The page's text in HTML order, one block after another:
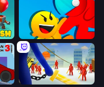
Riot Escape
Stickman Destruction 3 Heroes Slasher